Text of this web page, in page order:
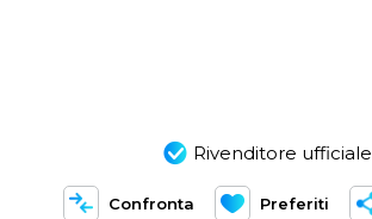
Rivenditore ufficiale
Confronta Preferiti